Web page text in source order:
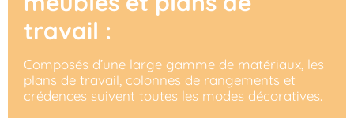
travail :
Composés d’une large gamme de matériaux, les
plans de travail, colonnes de rangements et
crédences suivent toutes les modes décoratives.